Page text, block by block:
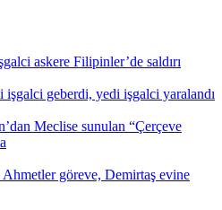
askere Filipinler’de saldırı
işgalci geberdi, yedi işgalci yaralandı
Meclise sunulan “Çerçeve
göreve, Demirtaş evine